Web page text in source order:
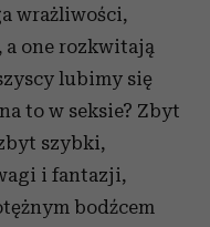
wrażliwości,
a one rozkwitają
lubimy się
to w seksie? Zbyt
szybki,
i fantazji,
bodźcem